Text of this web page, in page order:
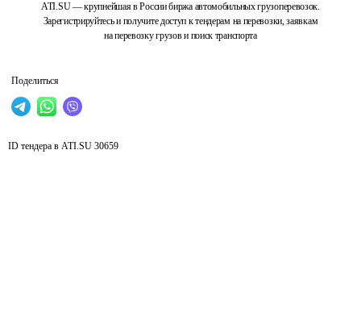
ATI.SU — крупнейшая в России биржа автомобильных грузоперевозок.
Зарегистрируйтесь и получите доступ к тендерам на перевозки, заявкам
на перевозку грузов и поиск транспорта
Поделиться
ID тендера в ATI.SU 30659